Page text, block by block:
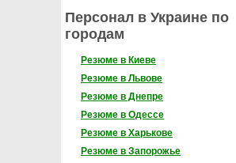
Персонал в Украине по
городам
Резюме в Киеве
Резюме в Львове
Резюме в Днепре
Резюме в Одессе
Резюме в Харькове
Резюме в Запорожье